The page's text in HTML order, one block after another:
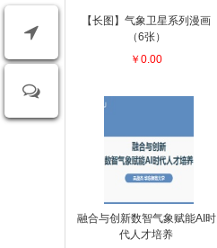
【长图】气象卫星系列漫画
（6张）
￥0.00
融合与创新数智气象赋能AI时
代人才培养